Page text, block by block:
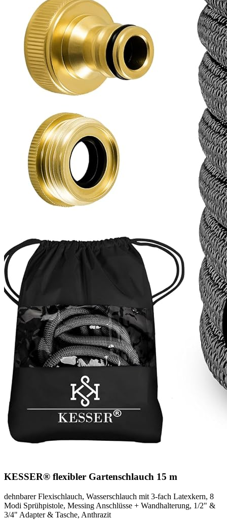
KESSER® flexibler Gartenschlauch 15 m
dehnbarer Flexischlauch, Wasserschlauch mit 3-fach Latexkern, 8
Modi Sprühpistole, Messing Anschlüsse + Wandhalterung, 1/2" &
3/4" Adapter & Tasche, Anthrazit